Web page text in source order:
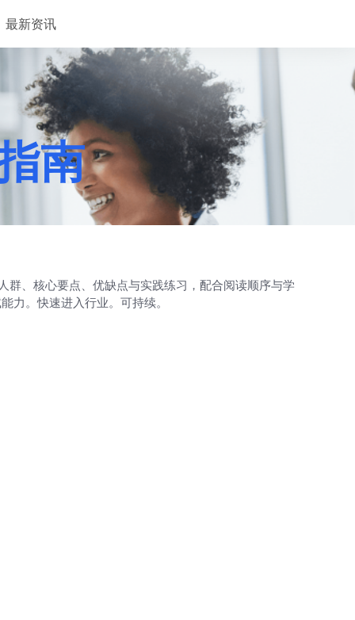
最新资讯
南
群、核心要点、优缺点与实践练习，配合阅读顺序与学
力。快速进入行业。可持续。